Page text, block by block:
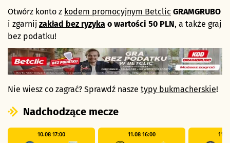
Otwórz konto z kodem promocyjnym Betclic GRAMGRUBO
i zgarnij zakład bez ryzyka o wartości 50 PLN, a także graj
bez podatku!
Nie wiesz co zagrać? Sprawdź nasze typy bukmacherskie!
Nadchodzące mecze
10.08 17:00 11.08 16:00